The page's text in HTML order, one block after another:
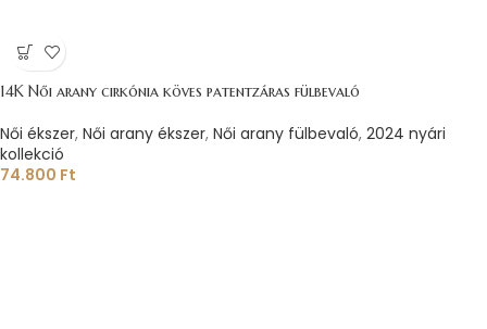
14K Női arany cirkónia köves patentzáras fülbevaló
Női ékszer, Női arany ékszer, Női arany fülbevaló, 2024 nyári
kollekció
74.800 Ft